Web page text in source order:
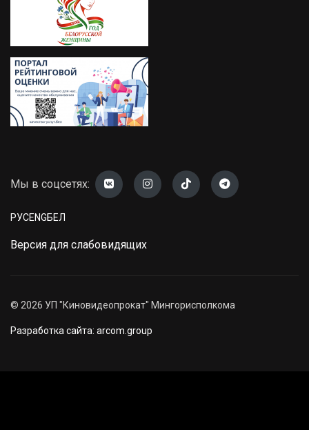
Мы в соцсетях:
РУСENGБЕЛ
Версия для слабовидящих
© 2026 УП "Киновидеопрокат" Мингорисполкома
Разработка сайта: arcom.group